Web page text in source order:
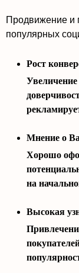
Продвижение и
популярных
Рост
Мнение о
Хорошо
на
Высокая